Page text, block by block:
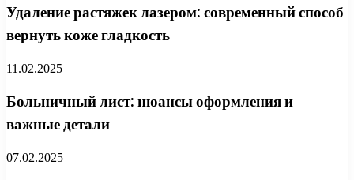
Удаление растяжек лазером: современный способ
вернуть коже гладкость
11.02.2025
Больничный лист: нюансы оформления и
важные детали
07.02.2025